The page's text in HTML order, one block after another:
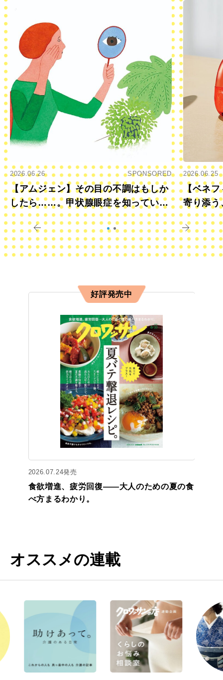
2026.06.26 SPONSORED
【アムジェン】その目の不調はもしか
したら……。甲状腺眼症を知っていま
すか？
2026.06.25
【ベネフ
寄り添う
きに
好評発売中
2026.07.24発売
食欲増進、疲労回復——大人のための夏の食
べ方まるわかり。
オススメの連載